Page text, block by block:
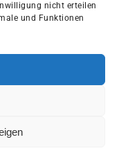
nicht erteilen
und Funktionen